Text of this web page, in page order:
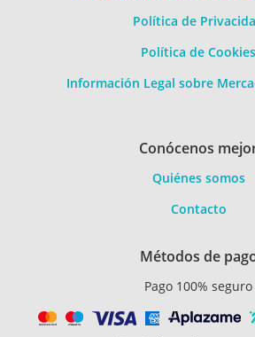
Política de
Política de Cookies
Información Legal sobre
Conócenos
Quiénes somos
Contacto
Métodos de
Pago 100% seguro